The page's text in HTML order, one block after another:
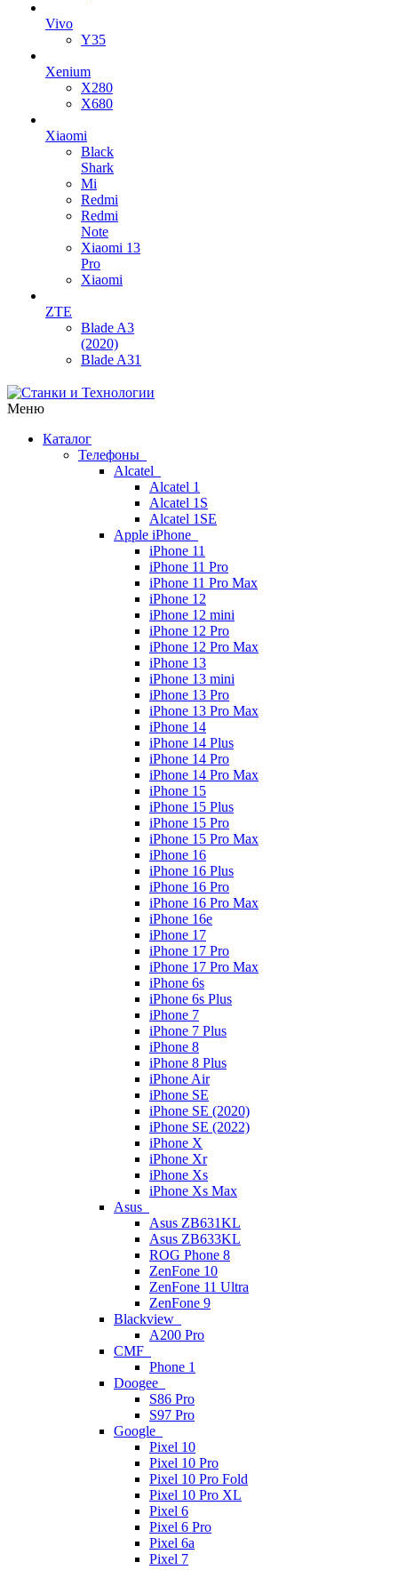
Vivo
Y35
Xenium
X280
X680
Xiaomi
Black
Shark
Mi
Redmi
Redmi
Note
Xiaomi 13
Pro
Xiaomi
ZTE
Blade A3
(2020)
Blade A31
Меню
Каталог
Телефоны
Alcatel
Alcatel 1
Alcatel 1S
Alcatel 1SE
Apple iPhone
iPhone 11
iPhone 11 Pro
iPhone 11 Pro Max
iPhone 12
iPhone 12 mini
iPhone 12 Pro
iPhone 12 Pro Max
iPhone 13
iPhone 13 mini
iPhone 13 Pro
iPhone 13 Pro Max
iPhone 14
iPhone 14 Plus
iPhone 14 Pro
iPhone 14 Pro Max
iPhone 15
iPhone 15 Plus
iPhone 15 Pro
iPhone 15 Pro Max
iPhone 16
iPhone 16 Plus
iPhone 16 Pro
iPhone 16 Pro Max
iPhone 16e
iPhone 17
iPhone 17 Pro
iPhone 17 Pro Max
iPhone 6s
iPhone 6s Plus
iPhone 7
iPhone 7 Plus
iPhone 8
iPhone 8 Plus
iPhone Air
iPhone SE
iPhone SE (2020)
iPhone SE (2022)
iPhone X
iPhone Xr
iPhone Xs
iPhone Xs Max
Asus
Asus ZB631KL
Asus ZB633KL
ROG Phone 8
ZenFone 10
ZenFone 11 Ultra
ZenFone 9
Blackview
A200 Pro
CMF
Phone 1
Doogee
S86 Pro
S97 Pro
Google
Pixel 10
Pixel 10 Pro
Pixel 10 Pro Fold
Pixel 10 Pro XL
Pixel 6
Pixel 6 Pro
Pixel 6a
Pixel 7